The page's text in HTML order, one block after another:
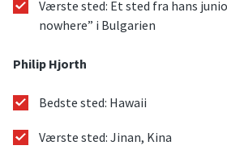
Værste sted: Et sted fra hans
nowhere” i Bulgarien
Philip Hjorth
Bedste sted: Hawaii
Værste sted: Jinan, Kina